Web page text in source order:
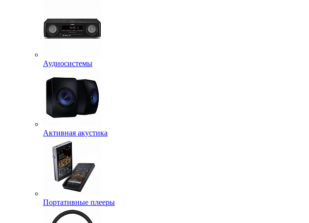
Аудиосистемы
Активная акустика
Портативные плееры